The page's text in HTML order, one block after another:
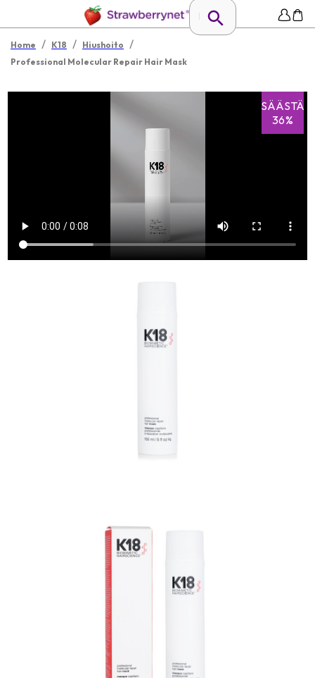
Home / K18 / Hiushoito /
Professional Molecular Repair Hair Mask
SÄÄSTÄ
36%